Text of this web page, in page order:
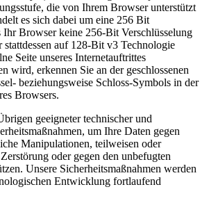
die von Ihrem Browser unterstützt
es sich dabei um eine 256 Bit
Ihr Browser keine 256-Bit Verschlüsselung
auf 128-Bit v3 Technologie
Seite unseres Internetauftrittes
wird, erkennen Sie an der geschlossenen
beziehungsweise Schloss-Symbols in der
Browsers.
geeigneter technischer und
um Ihre Daten gegen
Manipulationen, teilweisen oder
oder gegen den unbefugten
Unsere Sicherheitsmaßnahmen werden
Entwicklung fortlaufend